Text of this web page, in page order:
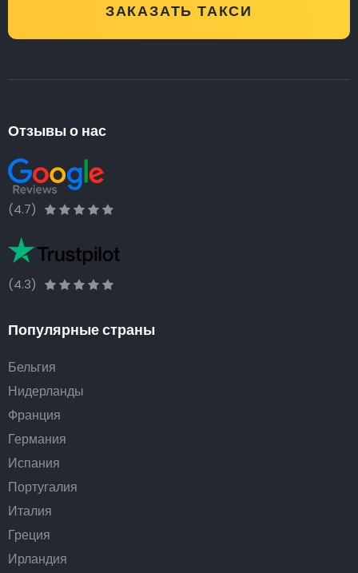
ЗАКАЗАТЬ ТАКСИ
Отзывы о нас
(4.7)
(4.3)
Популярные страны
Бельгия
Нидерланды
Франция
Германия
Испания
Португалия
Италия
Греция
Ирландия